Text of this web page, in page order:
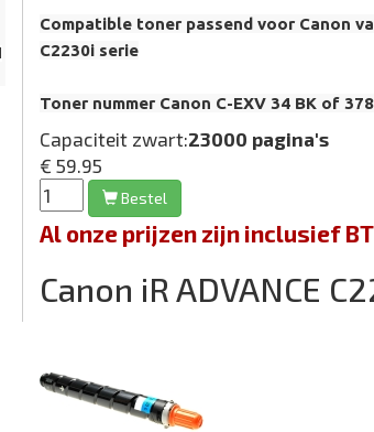
Compatible toner passend voor Canon
C2230i serie
Toner nummer Canon C-EXV 34 BK of
Capaciteit zwart:23000 pagina's
€ 59.95
Bestel
Al onze prijzen zijn inclusief
Canon iR ADVANCE